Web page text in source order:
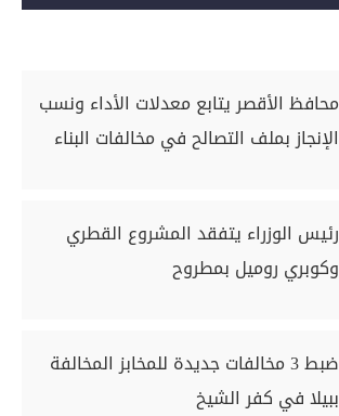
محافظ الأقصر يتابع معدلات الأداء ونسب
الإنجاز بملف التصالح في مخالفات البناء
رئيس الوزراء يتفقد المشروع القطري
وكوبري روميل بمطروح
ضبط 3 مخالفات جديدة للمخابز المخالفة
ببيلا في كفر الشيخ